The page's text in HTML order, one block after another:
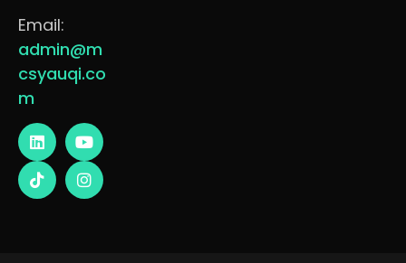
Email:
admin@m
csyauqi.co
m